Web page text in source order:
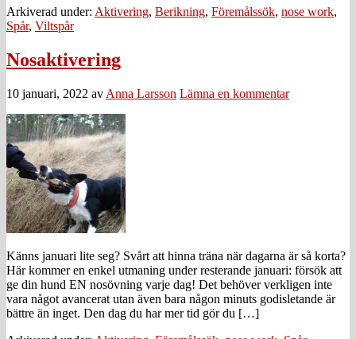
Arkiverad under: Aktivering, Berikning, Föremålssök, nose work,
Spår, Viltspår
Nosaktivering
10 januari, 2022 av Anna Larsson Lämna en kommentar
Känns januari lite seg? Svårt att hinna träna när dagarna är så korta?
Här kommer en enkel utmaning under resterande januari: försök att
ge din hund EN nosövning varje dag! Det behöver verkligen inte
vara något avancerat utan även bara någon minuts godisletande är
bättre än inget. Den dag du har mer tid gör du […]